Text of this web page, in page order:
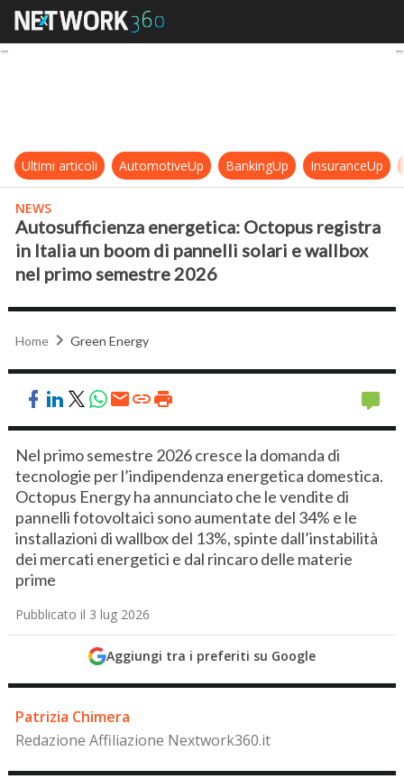
Autosufficienza energetica:
Ultimi articoli AutomotiveUp BankingUp InsuranceUp
NEWS
Autosufficienza energetica: Octopus registra
in Italia un boom di pannelli solari e wallbox
nel primo semestre 2026
Home Green Energy
Nel primo semestre 2026 cresce la domanda di
tecnologie per l’indipendenza energetica domestica.
Octopus Energy ha annunciato che le vendite di
pannelli fotovoltaici sono aumentate del 34% e le
installazioni di wallbox del 13%, spinte dall’instabilità
dei mercati energetici e dal rincaro delle materie
prime
Pubblicato il 3 lug 2026
Aggiungi tra i preferiti su Google
Patrizia Chimera
Redazione Affiliazione Nextwork360.it